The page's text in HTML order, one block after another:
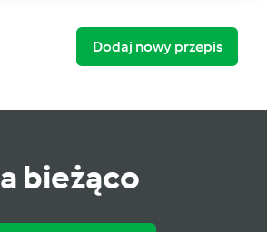
Dodaj nowy przepis
bieżąco